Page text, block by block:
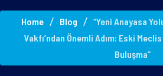
Home Blog
“Yeni Anayasa
Vakfı’ndan Önemli Adım: Eski
Buluşma”